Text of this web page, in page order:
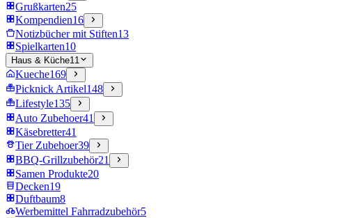
Grußkarten25
Kompendien16
Notizbücher mit Stiften13
Spielkarten10
Haus & Küche11
Kueche169
Picknick Artikel148
Lifestyle135
Auto Zubehoer41
Käsebretter41
Tier Zubehoer39
BBQ-Grillzubehör21
Samen Produkte20
Decken19
Duftbaum8
Werbemittel Fahrradzubehör5